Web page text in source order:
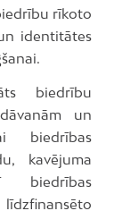
rīkoto
identitātes
biedrību
un
biedrības
kavējuma
biedrības